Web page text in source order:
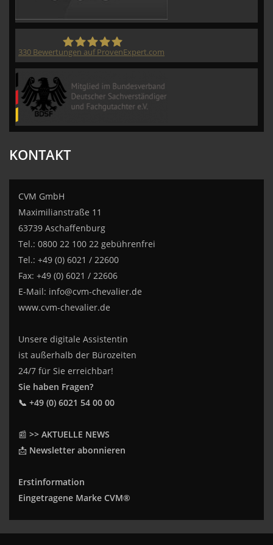
330 Bewertungen auf ProvenExpert.com
KONTAKT
CVM GmbH
Maximilianstraße 11
63739 Aschaffenburg
Tel.: 0800 22 100 22 gebührenfrei
Tel.: +49 (0) 6021 / 22600
Fax: +49 (0) 6021 / 22606
E-Mail: info@cvm-chevalier.de
www.cvm-chevalier.de
Unsere digitale Assistentin
ist außerhalb der Bürozeiten
24/7 für Sie erreichbar!
Sie haben Fragen?
📞 +49 (0) 6021 54 00 00
📰 >> AKTUELLE NEWS
📩 Newsletter abonnieren
Erstinformation
Eingetragene Marke CVM®